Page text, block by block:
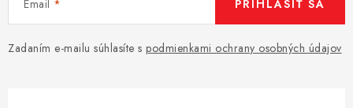
Email
Zadaním e-mailu súhlasíte s podmienkami ochrany osobných údajov
PRIHLÁSIŤ SA